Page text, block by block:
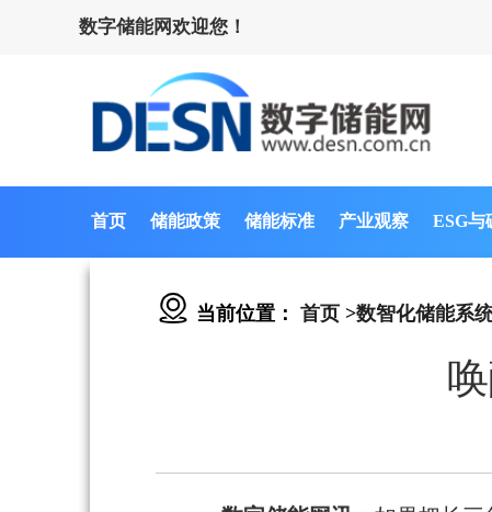
数字储能网欢迎您！
首页 储能政策 储能标准 产业观察 ESG与
当前位置： 首页 >数智化储能系